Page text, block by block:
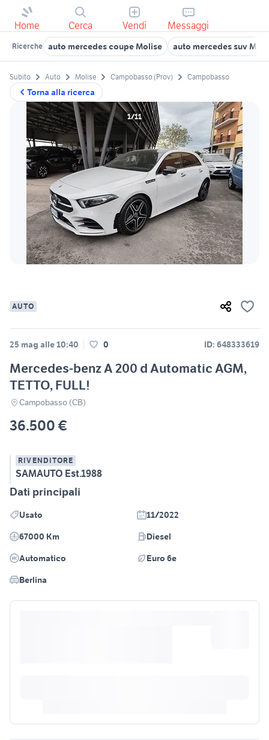
Home Cerca Vendi Messaggi
Ricerche auto mercedes coupe Molise auto mercedes suv
Torna alla ricerca
Subito Auto Molise Campobasso (Prov) Campobasso
1/11
AUTO
25 mag alle 10:40 0 ID: 648333619
Mercedes-benz A 200 d Automatic AGM,
TETTO, FULL!
Campobasso (CB)
36.500 €
RIVENDITORE
SAMAUTO Est.1988
Dati principali
Usato
11/2022
67000 Km
Diesel
Automatico
Euro 6e
Berlina